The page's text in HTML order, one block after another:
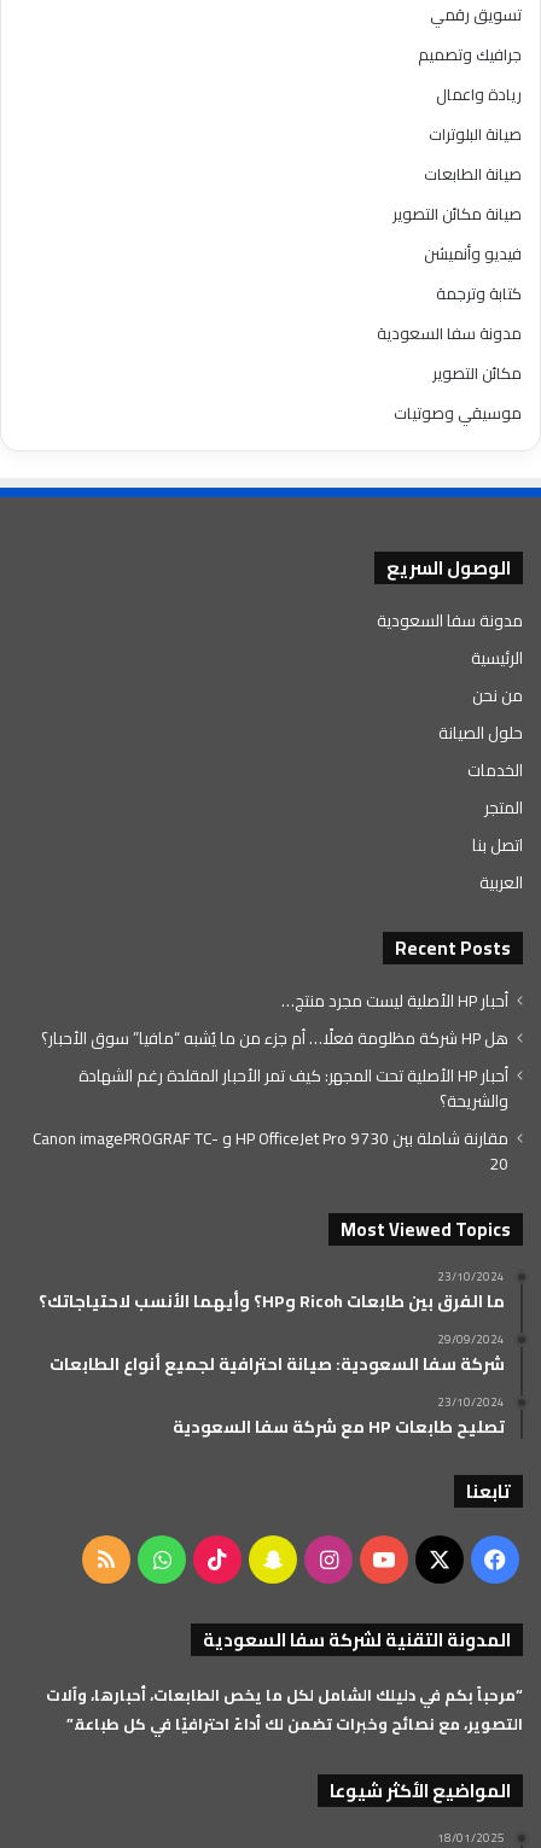
تسويق رقمي
جرافيك وتصميم
ريادة واعمال
صيانة البلوترات
صيانة الطابعات
صيانة مكائن التصوير
فيديو وأنميشن
كتابة وترجمة
مدونة سفا السعودية
مكائن التصوير
موسيقي وصوتيات
الوصول السريع
مدونة سفا السعودية
الرئيسية
من نحن
حلول الصيانة
الخدمات
المتجر
اتصل بنا
العربية
Recent Posts
أحبار HP الأصلية ليست مجرد منتج…
هل HP شركة مظلومة فعلًا… أم جزء من ما يُشبه “مافيا” سوق الأحبار؟
أحبار HP الأصلية تحت المجهر: كيف تمر الأحبار المقلدة رغم الشهادة
والشريحة؟
مقارنة شاملة بين HP OfficeJet Pro 9730 و Canon imagePROGRAF TC-
20
Most Viewed Topics
23/10/2024
ما الفرق بين طابعات Ricoh وHP؟ وأيهما الأنسب لاحتياجاتك؟
29/09/2024
شركة سفا السعودية: صيانة احترافية لجميع أنواع الطابعات
23/10/2024
تصليح طابعات HP مع شركة سفا السعودية
تابعنا
فيسبوك
‫X
‫YouTubeانستقرامسناب ‫TikTok واتساب ملخص
المدونة التقنية لشركة سفا السعودية
“مرحباً بكم في دليلك الشامل لكل ما يخص الطابعات، أحبارها، وآلات
التصوير، مع نصائح وخبرات تضمن لك أداءً احترافيًا في كل طباعة.”
المواضيع الأكثر شيوعا
18/01/2025